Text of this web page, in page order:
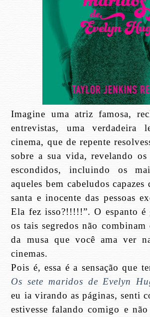
Imagine uma atriz famosa,
entrevistas, uma verdadeira
cinema, que de repente
sobre a sua vida, revelando os
escondidos, incluindo os
aqueles bem cabeludos capazes
santa e inocente das pessoas
Ela fez isso?!!!!!”. O espanto é
os tais segredos não combinam
da musa que você ama ver
cinemas.
Pois é, essa é a sensação que
Os sete maridos de Evelyn
eu ia virando as páginas, senti
estivesse falando comigo e